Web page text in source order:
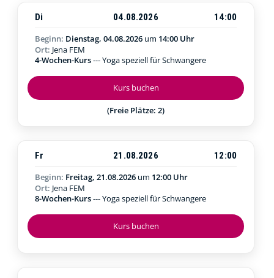
Kurs buchen
(Freie Plätze: 2)
Di 04.08.2026
14:00
Beginn: Dienstag, 04.08.2026 um 14:00 Uhr
Ort: Jena FEM
4-Wochen-Kurs--- Yoga speziell für Schwangere
Kurs buchen
Fr 21.08.2026
12:00
Beginn: Freitag, 21.08.2026 um 12:00 Uhr
Ort: Jena FEM
8-Wochen-Kurs--- Yoga speziell für Schwangere